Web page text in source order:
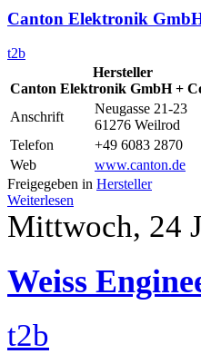
Canton Elektronik
t2b
Hersteller
Canton Elektronik GmbH +
Anschrift
Neugasse 21-23
61276 Weilrod
Telefon
+49 6083 2870
Web
www.canton.de
Freigegeben in Hersteller
Weiterlesen
Mittwoch, 24
Weiss
t2b